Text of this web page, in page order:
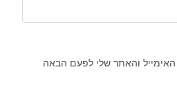
והאתר שלי לפעם הבאה